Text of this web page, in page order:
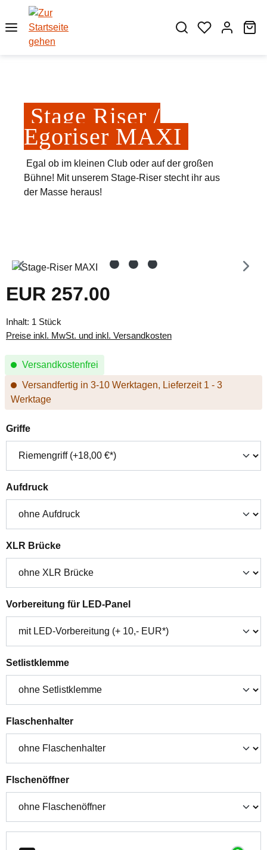
Zum Hauptinhalt springen
Stage Riser /
Egoriser MAXI
Egal ob im kleinen Club oder auf der großen
Bühne! Mit unserem Stage-Riser stecht ihr aus
der Masse heraus!
Bildergalerie überspringen
Regulärer Preis:
EUR 257.00
Inhalt: 1 Stück
Preise inkl. MwSt. und inkl. Versandkosten
Versandkostenfrei
Versandfertig in 3-10 Werktagen, Lieferzeit 1 - 3
Werktage
Griffeauswählen
Aufdruckauswählen
XLR Brückeauswählen
Vorbereitung für LED-Panelauswählen
Setlistklemmeauswählen
Flaschenhalterauswählen
Flschenöffnerauswählen